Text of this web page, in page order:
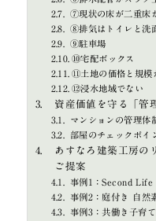
⑦現状の床が二重床
⑧排気はトイレと洗
⑨駐車場
⑩宅配ボックス
⑪土地の価格と規模
⑫浸水地域でない
資産価値を守る「管
マンションの管理体
部屋のチェックポイ
あすなろ建築工房の
ご提案
事例1：Second Life
事例2：庭付き 自然
事例3：共働き子育